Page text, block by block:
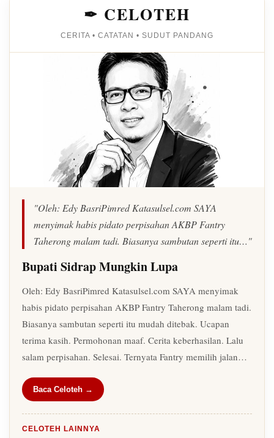
✒ CELOTEH
CERITA • CATATAN • SUDUT PANDANG
"Oleh: Edy BasriPimred Katasulsel.com SAYA
menyimak habis pidato perpisahan AKBP Fantry
Taherong malam tadi. Biasanya sambutan seperti itu…"
Bupati Sidrap Mungkin Lupa
Oleh: Edy BasriPimred Katasulsel.com SAYA menyimak
habis pidato perpisahan AKBP Fantry Taherong malam tadi.
Biasanya sambutan seperti itu mudah ditebak. Ucapan
terima kasih. Permohonan maaf. Cerita keberhasilan. Lalu
salam perpisahan. Selesai. Ternyata Fantry memilih jalan…
Baca Celoteh →
CELOTEH LAINNYA